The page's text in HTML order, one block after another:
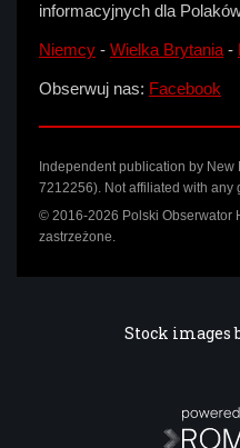
informacyjnych dla
Niemcy - Wielka Brytania -
Obserwuj nas: Facebook
Independent publication by
7212256). Not affiliated with any
© 2016-2026 Polski Obserwator
zastrzeżone.
Stock images